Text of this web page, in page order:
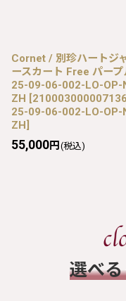
Cornet / 別珍ハートジ
ースカート Free パープ
25-09-06-002-LO-OP-
ZH [
25-09-06-002-LO-OP-
ZH]
55,000円 (税込)
選べ